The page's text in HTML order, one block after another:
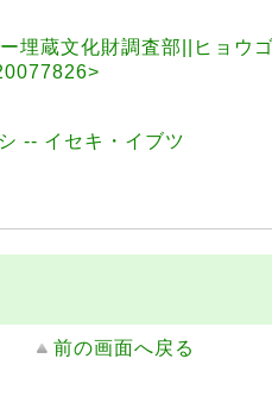
埋蔵文化財調査部||ヒョウ
-- イセキ・イブツ
前の画面へ戻る